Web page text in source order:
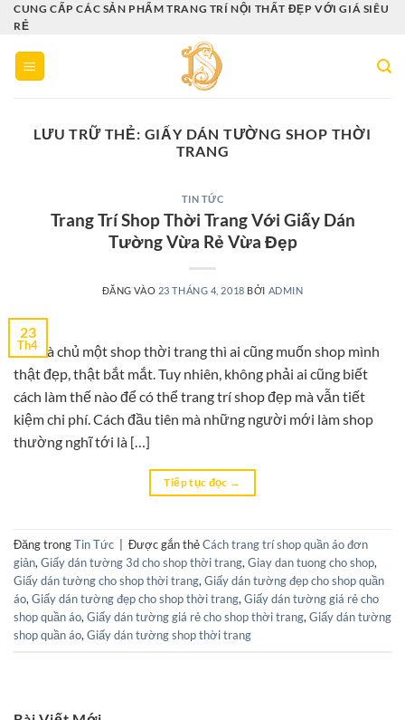
Bỏ
qua
nội
dung
CUNG CẤP CÁC SẢN PHẨM TRANG TRÍ NỘI THẤT ĐẸP VỚI GIÁ SIÊU
RẺ
LƯU TRỮ THẺ: GIẤY DÁN TƯỜNG SHOP THỜI
TRANG
TIN TỨC
Trang Trí Shop Thời Trang Với Giấy Dán
Tường Vừa Rẻ Vừa Đẹp
ĐĂNG VÀO 23 THÁNG 4, 2018 BỞI ADMIN
23
Th4
Nếu là chủ một shop thời trang thì ai cũng muốn shop mình
thật đẹp, thật bắt mắt. Tuy nhiên, không phải ai cũng biết
cách làm thế nào để có thể trang trí shop đẹp mà vẫn tiết
kiệm chi phí. Cách đầu tiên mà những người mới làm shop
thường nghĩ tới là […]
Tiếp tục đọc →
Đăng trongTin Tức Được gắn thẻCách trang trí shop quần áo đơn
giản, Giấy dán tường 3d cho shop thời trang, Giay dan tuong cho shop,
Giấy dán tường cho shop thời trang, Giấy dán tường đẹp cho shop quần
áo, Giấy dán tường đẹp cho shop thời trang, Giấy dán tường giá rẻ cho
shop quần áo, Giấy dán tường giá rẻ cho shop thời trang, Giấy dán tường
shop quần áo, Giấy dán tường shop thời trang